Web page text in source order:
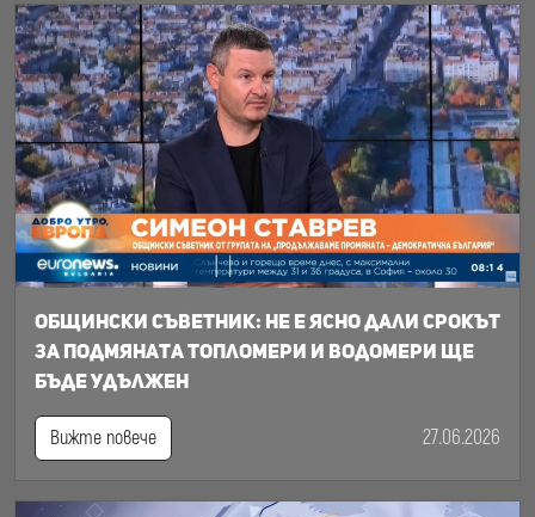
Общински съветник: Не е ясно дали срокът
за подмяната топломери и водомери ще
бъде удължен
Вижте повече 27.06.2026